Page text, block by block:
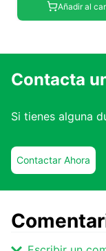
Añadir al
Contacta
Si tienes alguna
Contactar Ahora